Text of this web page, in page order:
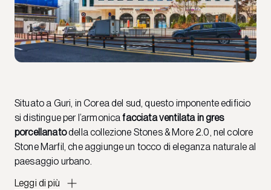
Situato a Guri, in Corea del sud, questo imponente edificio
si distingue per l’armonicafacciata ventilata in gres
porcellanatodella collezione Stones & More 2.0, nel colore
Stone Marfil, che aggiunge un tocco di eleganza naturale al
paesaggio urbano.
Leggi di più